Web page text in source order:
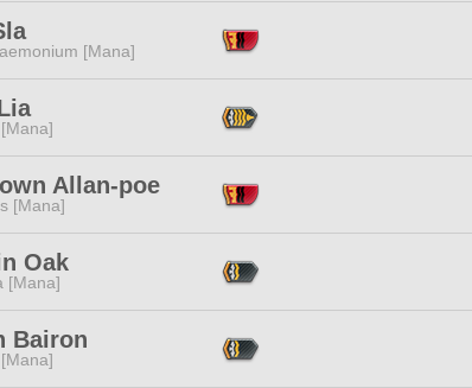
[Mana]
Allan-poe
[Mana]
Oak
[Mana]
Bairon